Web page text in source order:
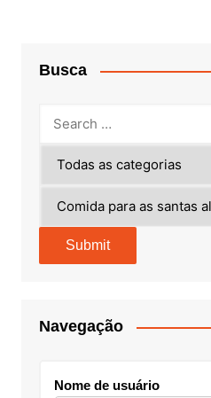
Busca
Navegação
Nome de usuário